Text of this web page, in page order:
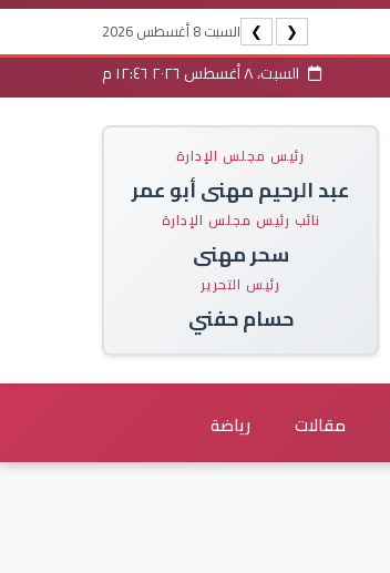
❮
❯ السبت 8 أغسطس 2026
السبت، ٨ أغسطس ٢٠٢٦ ١٢:٤٦ م
رئيس مجلس الإدارة
عبد الرحيم مهنى أبو عمر
نائب رئيس مجلس الإدارة
سحر مهنى
رئيس التحرير
حسام حفني
مقالات رياضة